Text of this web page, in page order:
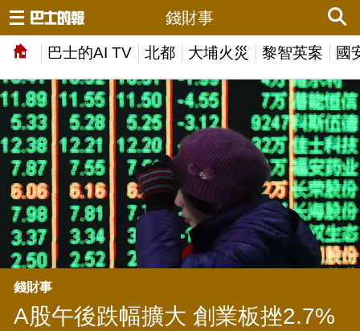
巴士的AI TV 北都 大埔火災 黎智英案 國
錢財事
錢財事
A股午後跌幅擴大 創業板挫2.7%